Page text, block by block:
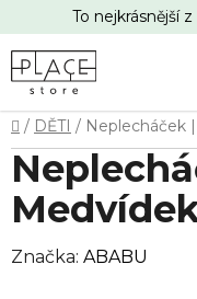
na
obsah
To nejkrásnější
Domů
/ DĚTI / Neplecháček
Značka: ABABU